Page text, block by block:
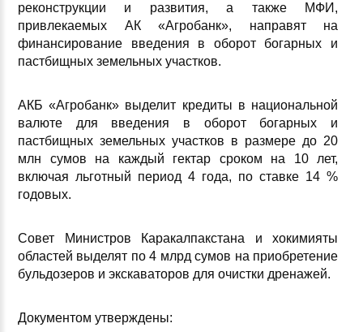
реконструкции и развития, а также МФИ,
привлекаемых АК «Агробанк», направят на
финансирование введения в оборот богарных и
пастбищных земельных участков.
АКБ «Агробанк» выделит кредиты в национальной
валюте для введения в оборот богарных и
пастбищных земельных участков в размере до 20
млн сумов на каждый гектар сроком на 10 лет,
включая льготный период 4 года, по ставке 14 %
годовых.
Совет Министров Каракалпакстана и хокимияты
областей выделят по 4 млрд сумов на приобретение
бульдозеров и экскаваторов для очистки дренажей.
Документом утверждены: